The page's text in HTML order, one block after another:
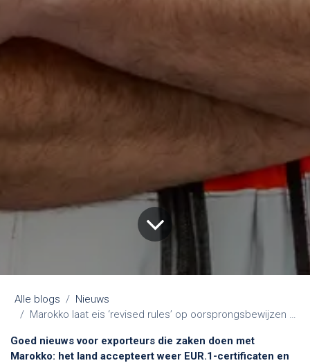
Alle blogs
Nieuws
Marokko laat eis ‘revised rules’ op oorsprongsbewijzen vallen
Goed nieuws voor exporteurs die zaken doen met
Marokko: het land accepteert weer EUR.1-certificaten en